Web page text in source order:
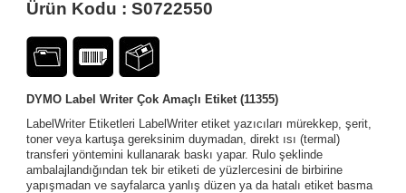
Ürün Kodu : S0722550
DYMO Label Writer Çok Amaçlı Etiket (11355)
LabelWriter Etiketleri LabelWriter etiket yazıcıları mürekkep, şerit,
toner veya kartuşa gereksinim duymadan, direkt ısı (termal)
transferi yöntemini kullanarak baskı yapar. Rulo şeklinde
ambalajlandığından tek bir etiketi de yüzlercesini de birbirine
yapışmadan ve sayfalarca yanlış düzen ya da hatalı etiket basma